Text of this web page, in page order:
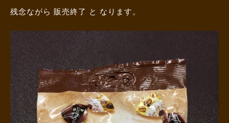
残念ながら 販売終了 と なります。